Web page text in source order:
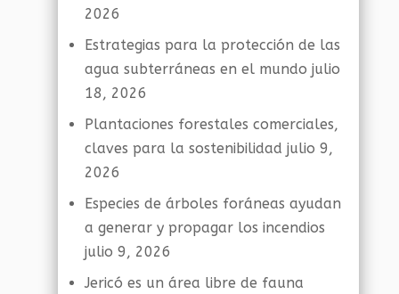
2026
Estrategias para la protección de las
agua subterráneas en el mundo julio
18, 2026
Plantaciones forestales comerciales,
claves para la sostenibilidad julio 9,
2026
Especies de árboles foráneas ayudan
a generar y propagar los incendios
julio 9, 2026
Jericó es un área libre de fauna